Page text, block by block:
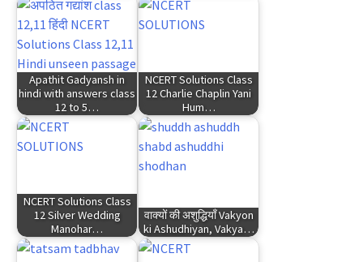
Apathit Gadyansh in
hindi with answers class
12 to 5…
NCERT Solutions Class
12 Charlie Chaplin Yani
Hum…
NCERT Solutions Class
12 Silver Wedding
Manohar…
वाक्यों की अशुद्धियाँ Vakyon
ki Ashudhiyan, Vakya…